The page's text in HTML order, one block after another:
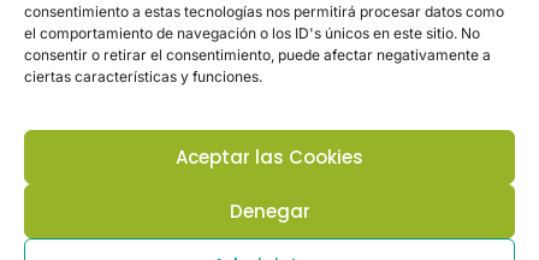
consentimiento a estas tecnologías nos permitirá procesar datos como
el comportamiento de navegación o los ID's únicos en este sitio. No
consentir o retirar el consentimiento, puede afectar negativamente a
ciertas características y funciones.
Aceptar las Cookies
Denegar